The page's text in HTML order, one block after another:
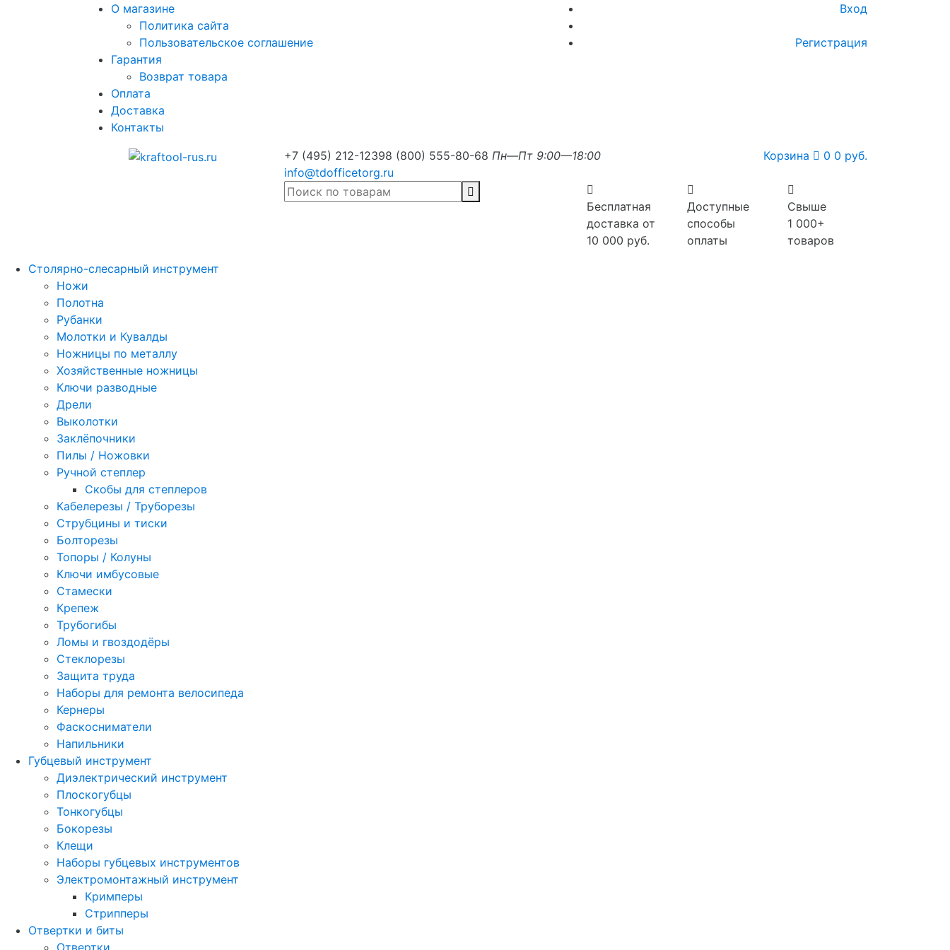
О магазине
Политика сайта
Пользовательское соглашение
Гарантия
Возврат товара
Оплата
Доставка
Контакты
Вход
Регистрация
+7 (495) 212-12398 (800) 555-80-68 Пн—Пт 9:00—18:00
info@tdofficetorg.ru
Корзина 0 0 руб.
Бесплатная
доставка от
10 000 руб.
Доступные
способы
оплаты
Свыше
1 000+
товаров
Столярно-слесарный инструмент
Ножи
Полотна
Рубанки
Молотки и Кувалды
Ножницы по металлу
Хозяйственные ножницы
Ключи разводные
Дрели
Выколотки
Заклёпочники
Пилы / Ножовки
Ручной степлер
Скобы для степлеров
Кабелерезы / Труборезы
Струбцины и тиски
Болторезы
Топоры / Колуны
Ключи имбусовые
Стамески
Крепеж
Трубогибы
Ломы и гвоздодёры
Стеклорезы
Защита труда
Наборы для ремонта велосипеда
Кернеры
Фаскосниматели
Напильники
Губцевый инструмент
Диэлектрический инструмент
Плоскогубцы
Тонкогубцы
Бокорезы
Клещи
Наборы губцевых инструментов
Электромонтажный инструмент
Кримперы
Стрипперы
Отвертки и биты
Отвертки